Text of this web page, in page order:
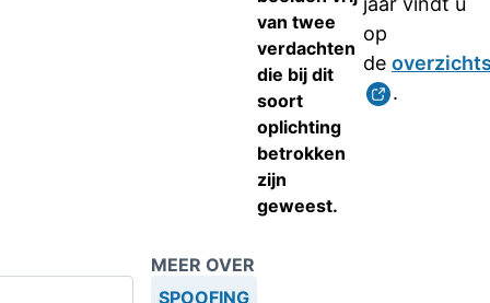
van twee
verdachten
die bij dit
soort
oplichting
betrokken
zijn
geweest.
op
de
.
MEER OVER
SPOOFING